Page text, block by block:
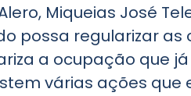
Miqueias José
possa regularizar as
a ocupação
várias ações